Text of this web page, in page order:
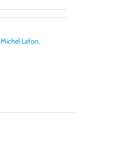
Michel Lafon,